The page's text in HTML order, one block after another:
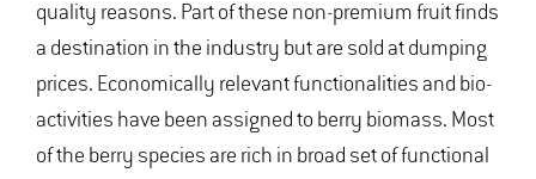
quality reasons. Part of these non-premium fruit finds
a destination in the industry but are sold at dumping
prices. Economically relevant functionalities and bio-
activities have been assigned to berry biomass. Most
of the berry species are rich in broad set of functional